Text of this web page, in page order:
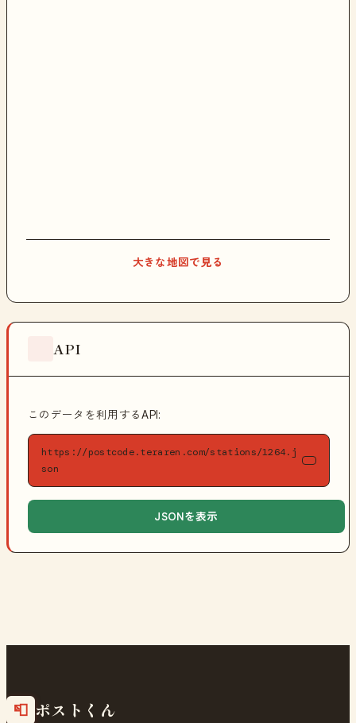
大きな地図で見る
API
このデータを利用するAPI:
https://postcode.teraren.com/stations/1264.j
son
JSONを表示
📮 ポストくん